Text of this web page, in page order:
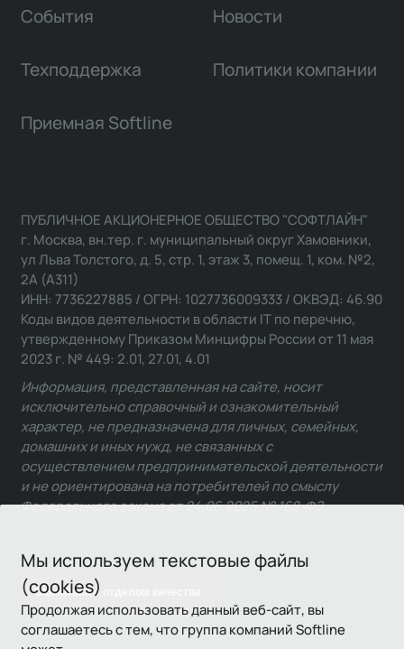
Мы используем текстовые файлы
(cookies)
Продолжая использовать данный веб-сайт, вы
соглашаетесь с тем, что группа компаний Softline
События Новости
Техподдержка Политики компании
Приемная Softline
Связаться с отделом качества
ПУБЛИЧНОЕ АКЦИОНЕРНОЕ ОБЩЕСТВО "СОФТЛАЙН"
г. Москва, вн.тер. г. муниципальный округ Хамовники,
ул Льва Толстого, д. 5, стр. 1, этаж 3, помещ. 1, ком. №2,
2А (А311)
ИНН: 7736227885 / ОГРН: 1027736009333 / ОКВЭД: 46.90
Коды видов деятельности в области IT по перечню,
утвержденному Приказом Минцифры России от 11 мая
2023 г. № 449: 2.01, 27.01, 4.01
Информация, представленная на сайте, носит
исключительно справочный и ознакомительный
характер, не предназначена для личных, семейных,
домашних и иных нужд, не связанных с
осуществлением предпринимательской деятельности
и не ориентирована на потребителей по смыслу
Федерального закона от 24.06.2025 № 168-ФЗ.